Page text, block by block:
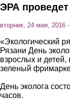
ЭРА
вторник, 24 мая, 2016
«Экологический
Рязани День
взрослых и
зеленый
День эколога
часов.